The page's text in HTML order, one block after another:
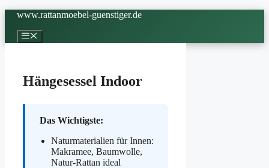
Zum
springen
www.rattanmoebel-guenstiger.de
Menü
Hängesessel Indoor
Das Wichtigste:
Naturmaterialien für Innen:
Makramee, Baumwolle,
Natur-Rattan ideal